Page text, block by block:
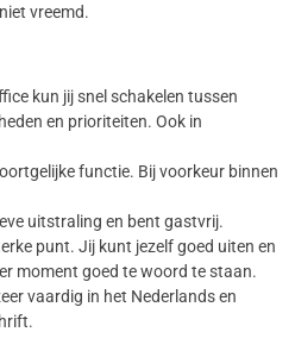
vreemd.
kun jij snel schakelen tussen
en prioriteiten. Ook in
functie. Bij voorkeur binnen
uitstraling en bent gastvrij.
punt. Jij kunt jezelf goed uiten en
moment goed te woord te staan.
vaardig in het Nederlands en